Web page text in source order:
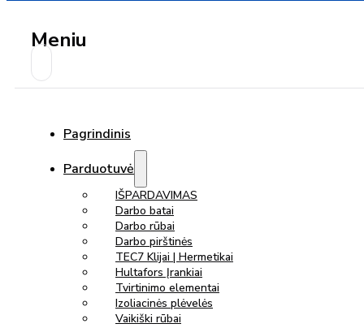
Meniu
Pagrindinis
Parduotuvė
IŠPARDAVIMAS
Darbo batai
Darbo rūbai
Darbo pirštinės
TEC7 Klijai | Hermetikai
Hultafors Įrankiai
Tvirtinimo elementai
Izoliacinės plėvelės
Vaikiški rūbai